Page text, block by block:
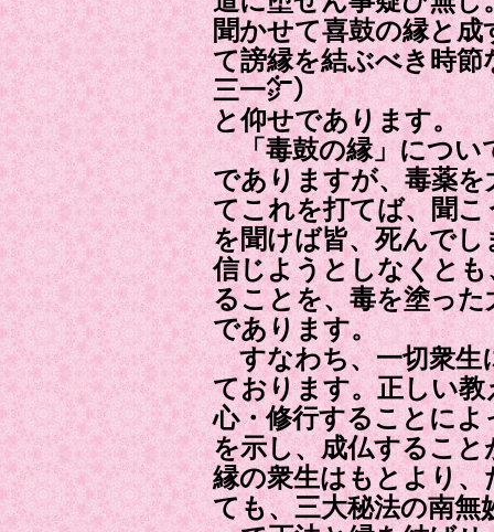
聞かせて喜鼓の縁と
て謗縁を結ぶべき時節
三一㌻）
と仰せであります。
「毒鼓の縁」につい
でありますが、毒薬
てこれを打てば、聞
を聞けば皆、死んで
信じようとしなくと
ることを、毒を塗っ
であります。
すなわち、一切衆生
ております。正しい
心・修行することに
を示し、成仏するこ
縁の衆生はもとより
ても、三大秘法の南無